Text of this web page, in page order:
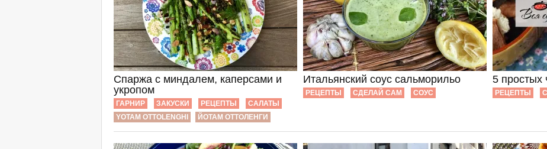
Cпаржа с миндалем, каперсами и
укропом
ГАРНИР ЗАКУСКИ РЕЦЕПТЫ
САЛАТЫ
YOTAM OTTOLENGHI
ЙОТАМ ОТТОЛЕНГИ
Итальянский соус сальморильо
РЕЦЕПТЫ СДЕЛАЙ САМ СОУС
5 простых
РЕЦЕПТЫ